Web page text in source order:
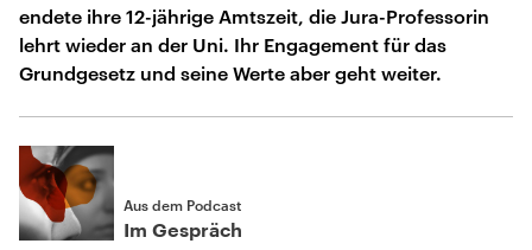
endete ihre 12-jährige Amtszeit, die Jura-Professorin
lehrt wieder an der Uni. Ihr Engagement für das
Grundgesetz und seine Werte aber geht weiter.
Aus dem Podcast
Im Gespräch